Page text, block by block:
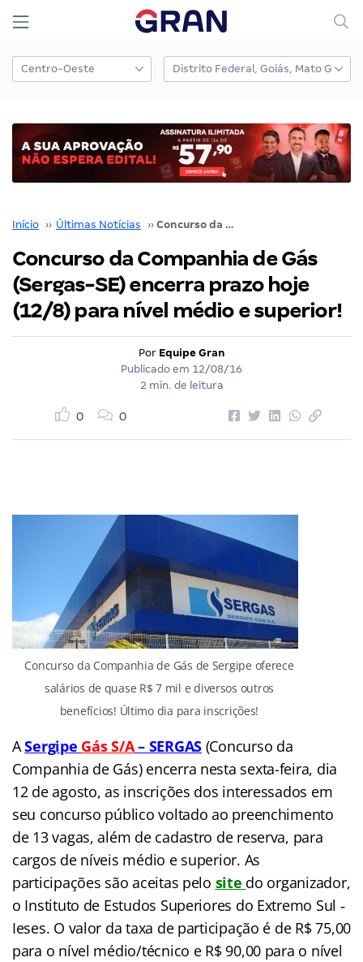
Início ›› Últimas Notícias ›› Concurso da Companhia de Gás (Sergas-SE) encerra prazo hoje (12/8) para nível médio e superior!
Concurso da Companhia de Gás
(Sergas-SE) encerra prazo hoje
(12/8) para nível médio e superior!
Por Equipe Gran
Publicado em 12/08/16
2 min. de leitura
0 0
Concurso da Companhia de Gás de Sergipe oferece
salários de quase R$ 7 mil e diversos outros
benefícios! Último dia para inscrições!
ASergipe Gás S/A– SERGAS (Concurso da
Companhia de Gás) encerra nesta sexta-feira, dia
12 de agosto, as inscrições dos interessados em
seu concurso público voltado ao preenchimento
de 13 vagas, além de cadastro de reserva, para
cargos de níveis médio e superior. As
participações são aceitas pelo site do organizador,
o Instituto de Estudos Superiores do Extremo Sul ‐
Ieses. O valor da taxa de participação é de R$ 75,00
para o nível médio/técnico e R$ 90,00 para o nível